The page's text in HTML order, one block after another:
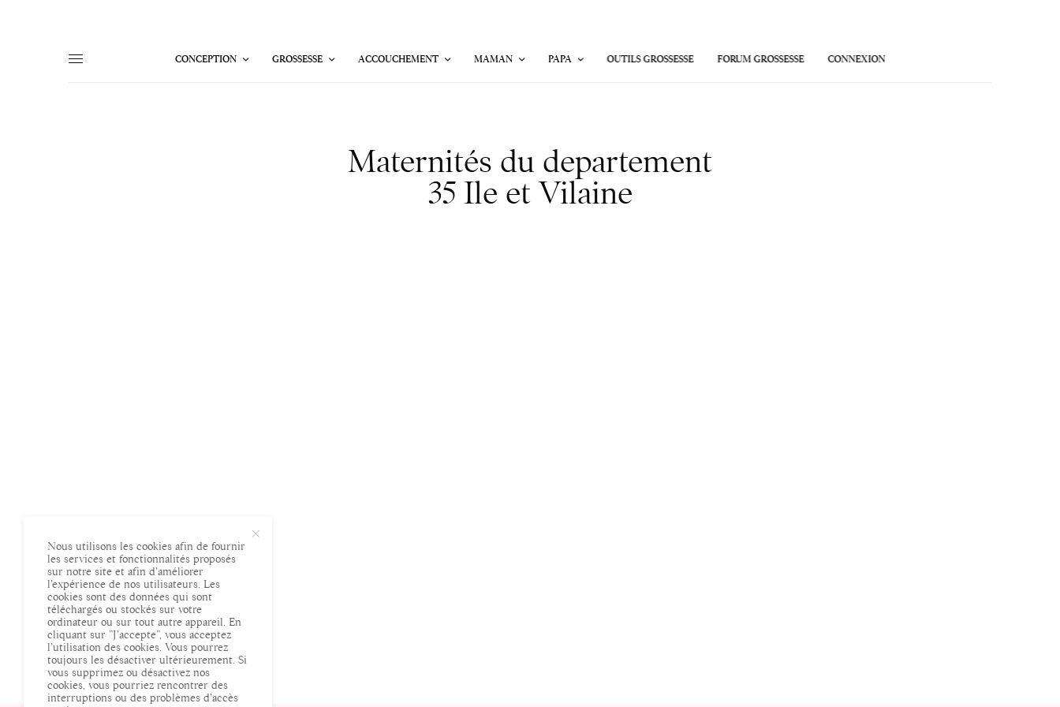
CONCEPTION GROSSESSE ACCOUCHEMENT MAMAN PAPA OUTILS GROSSESSE FORUM GROSSESSE CONNEXION
Maternités du departement
35 Ile et Vilaine
Nous utilisons les cookies afin de fournir
les services et fonctionnalités proposés
sur notre site et afin d’améliorer
l’expérience de nos utilisateurs. Les
cookies sont des données qui sont
téléchargés ou stockés sur votre
ordinateur ou sur tout autre appareil. En
cliquant sur ”J’accepte”, vous acceptez
l’utilisation des cookies. Vous pourrez
toujours les désactiver ultérieurement. Si
vous supprimez ou désactivez nos
cookies, vous pourriez rencontrer des
interruptions ou des problèmes d’accès